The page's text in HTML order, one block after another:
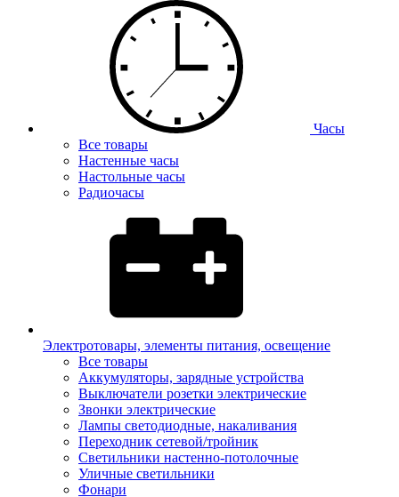
Часы
Все товары
Настенные часы
Настольные часы
Радиочасы
Электротовары, элементы питания, освещение
Все товары
Аккумуляторы, зарядные устройства
Выключатели розетки электрические
Звонки электрические
Лампы светодиодные, накаливания
Переходник сетевой/тройник
Светильники настенно-потолочные
Уличные светильники
Фонари